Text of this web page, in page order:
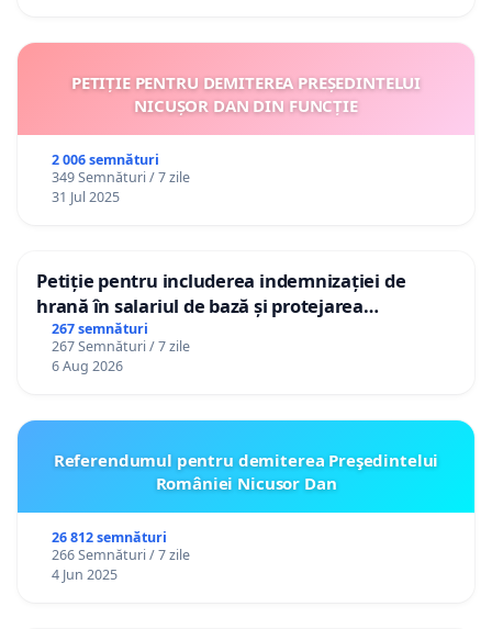
PETIȚIE PENTRU DEMITEREA PREȘEDINTELUI
NICUȘOR DAN DIN FUNCȚIE
2 006 semnături
349 Semnături / 7 zile
31 Jul 2025
Petiție pentru includerea indemnizației de
hrană în salariul de bază și protejarea
gradațiilor de vechime pentru asistenții
personali
267 semnături
267 Semnături / 7 zile
6 Aug 2026
Referendumul pentru demiterea Preşedintelui
României Nicusor Dan
26 812 semnături
266 Semnături / 7 zile
4 Jun 2025